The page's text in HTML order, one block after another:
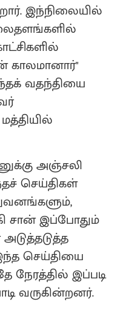
இந்நிலையில்
காலமானார்"
வதந்தியை
அஞ்சலி
செய்திகள்
சான் இப்போதும்
செய்தியை
நேரத்தில் இப்படி
வருகின்றனர்.